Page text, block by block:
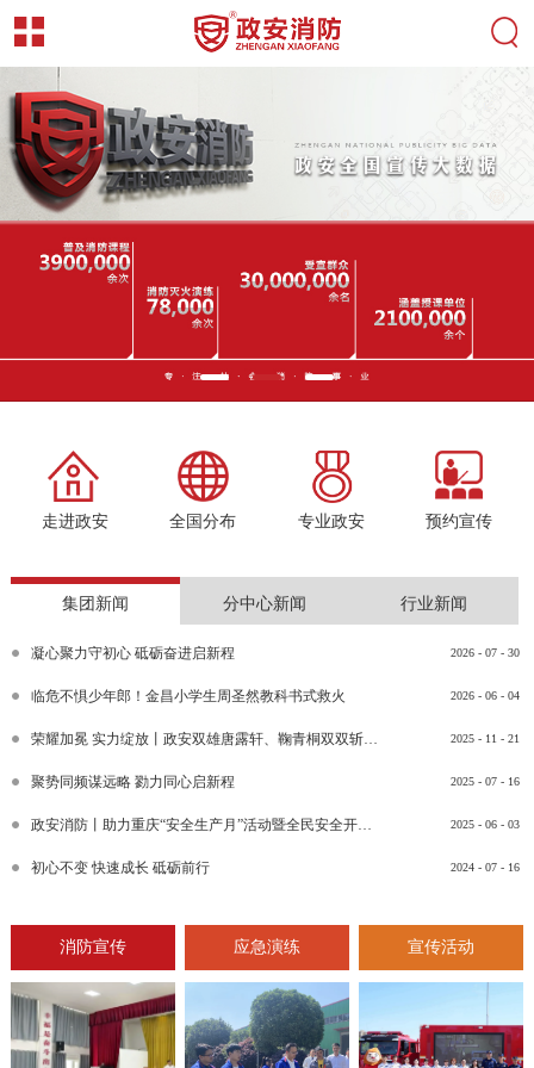
走进政安 全国分布 专业政安 预约宣传
集团新闻 分中心新闻 行业新闻
2026 - 07 - 30
凝心聚力守初心 砥砺奋进启新程
2026 - 06 - 04
临危不惧少年郎！金昌小学生周圣然教科书式救火
2025 - 11 - 21
荣耀加冕 实力绽放丨政安双雄唐露轩、鞠青桐双双斩获“渝消蓝盾讲师团金牌讲师”比武竞赛决赛大奖
2025 - 07 - 16
聚势同频谋远略 勠力同心启新程
2025 - 06 - 03
政安消防丨助力重庆“安全生产月”活动暨全民安全开放日活动
2024 - 07 - 16
初心不变 快速成长 砥砺前行
消防宣传 应急演练 宣传活动